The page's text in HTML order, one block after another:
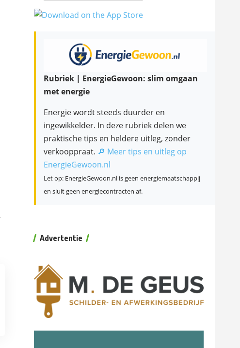
Rubriek | EnergieGewoon: slim omgaan
met energie
Energie wordt steeds duurder en
ingewikkelder. In deze rubriek delen we
praktische tips en heldere uitleg, zonder
verkooppraat. 🔎 Meer tips en uitleg op
EnergieGewoon.nl
Let op: EnergieGewoon.nl is geen energiemaatschappij
en sluit geen energiecontracten af.
Advertentie